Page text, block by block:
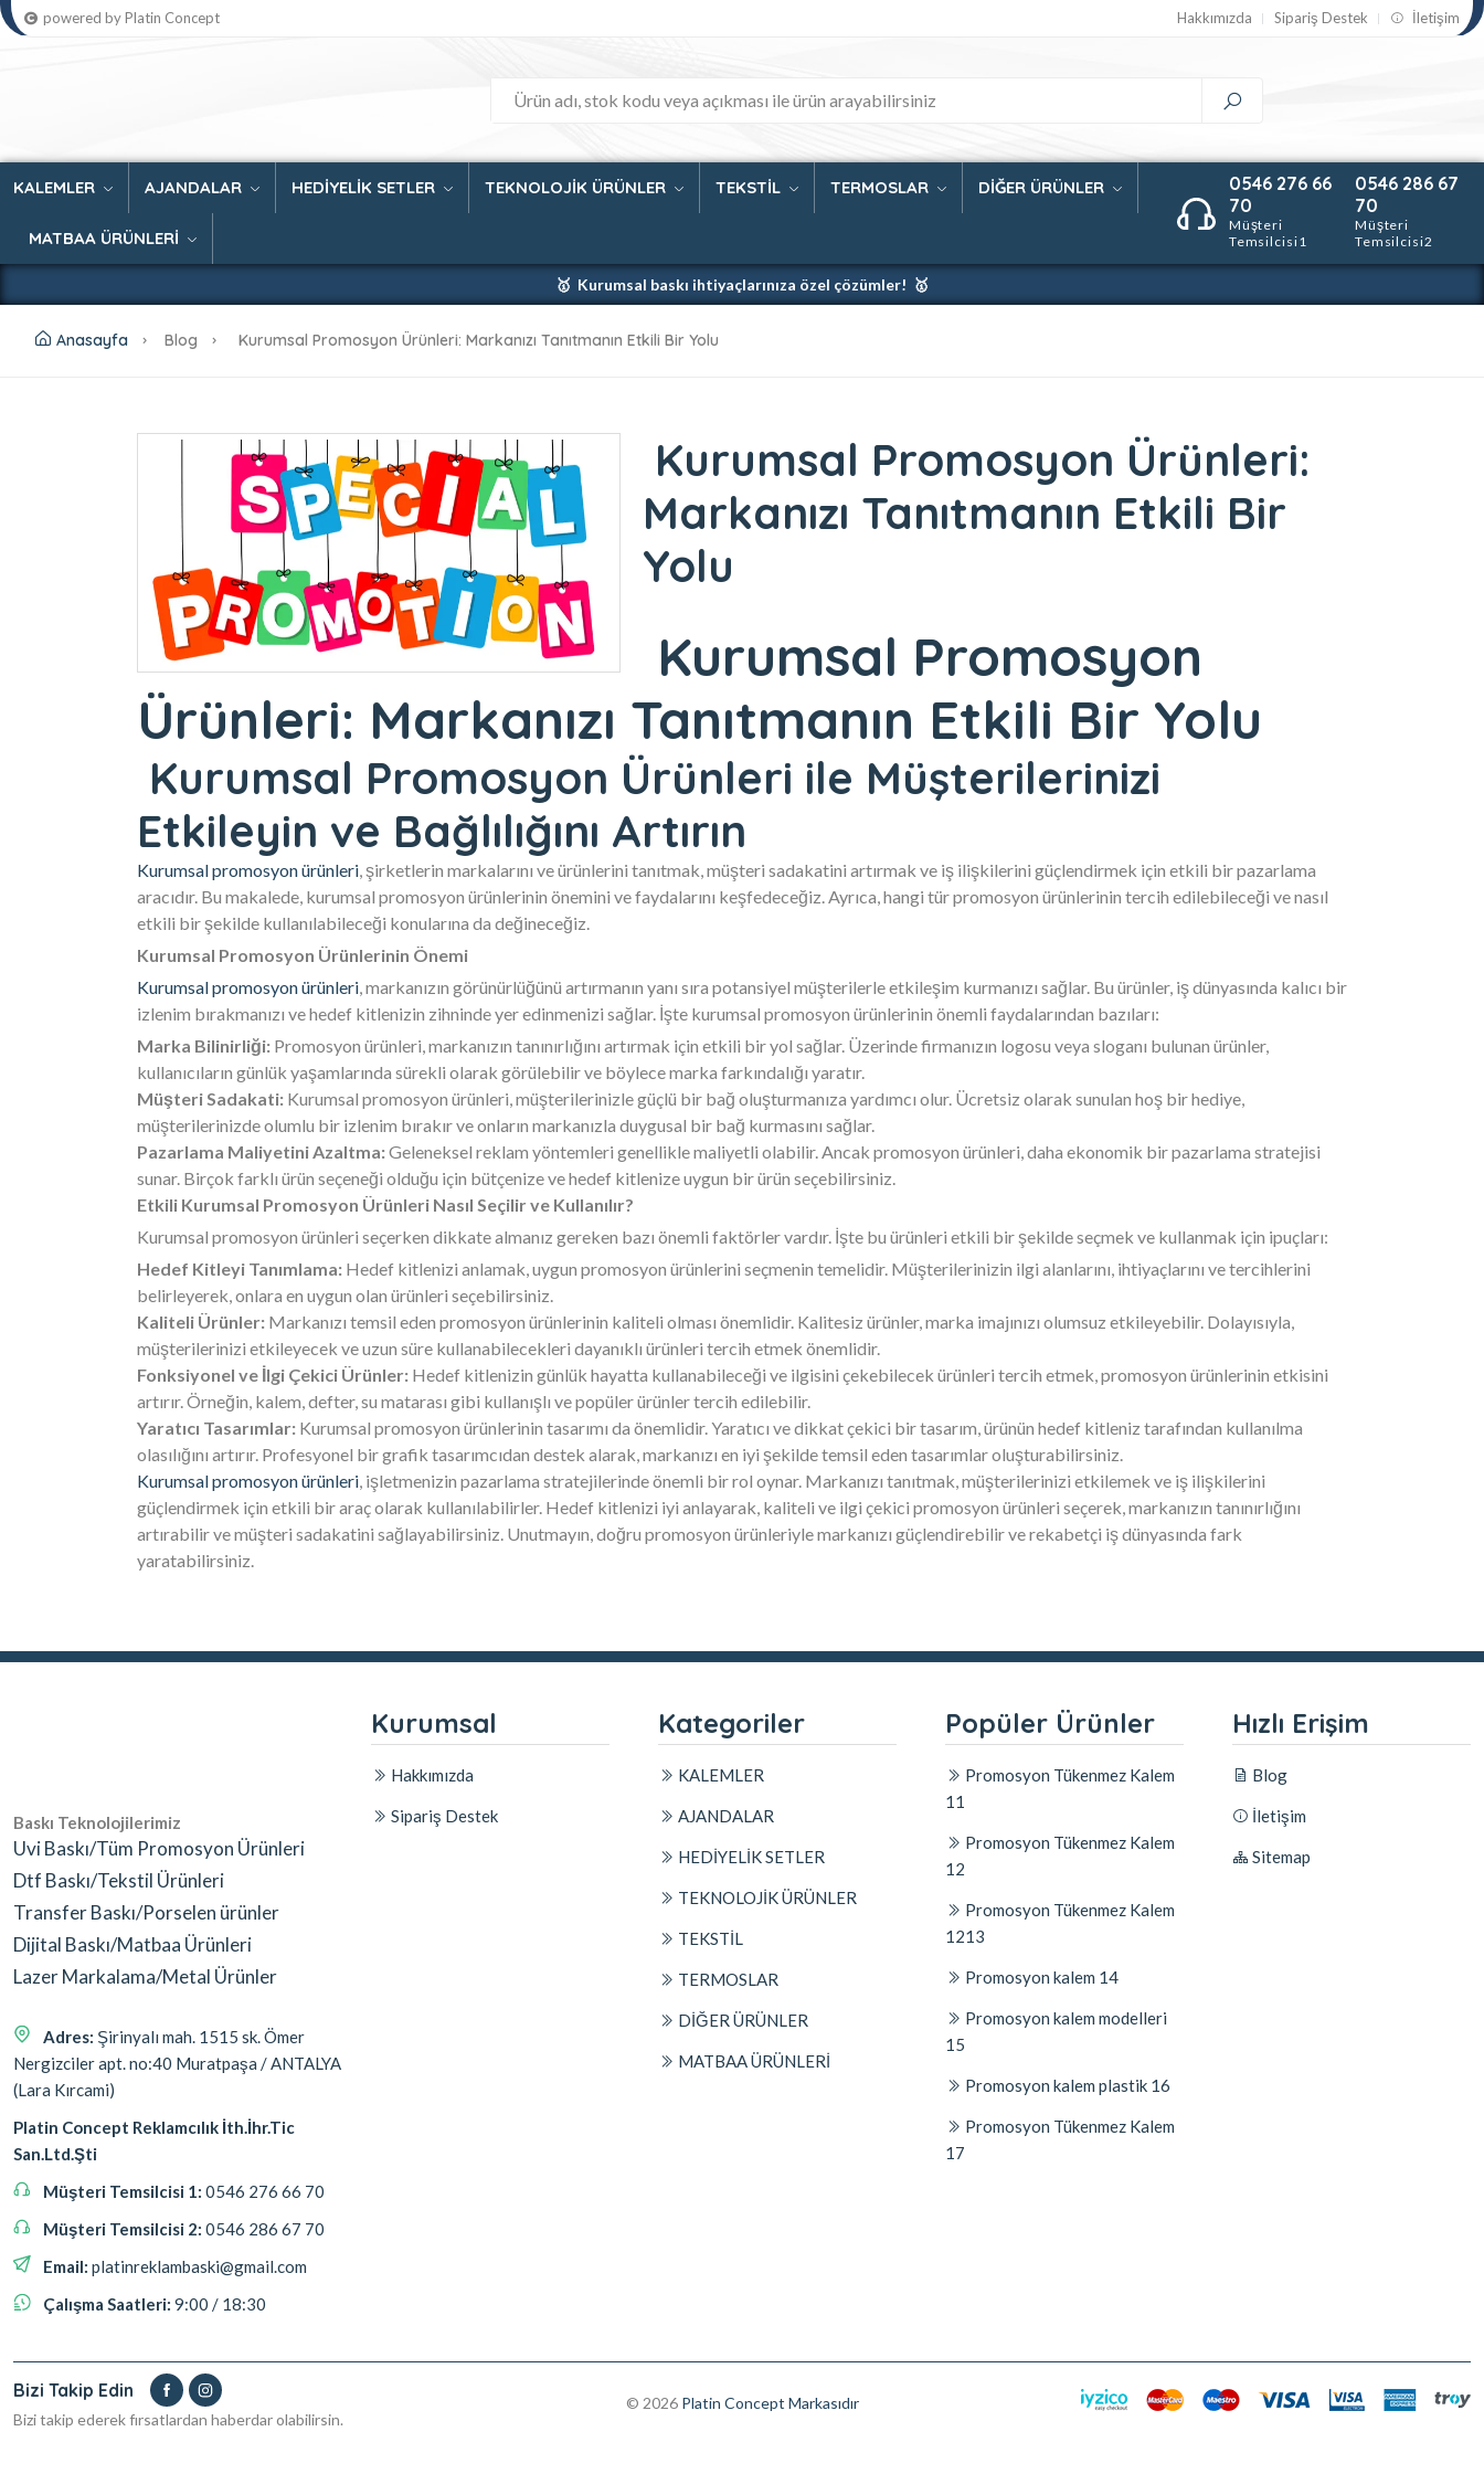
powered by Platin Concept Hakkımızda Sipariş Destek İletişim
KALEMLER AJANDALAR HEDİYELİK SETLER TEKNOLOJİK ÜRÜNLER TEKSTİL TERMOSLAR DİĞER ÜRÜNLER
MATBAA ÜRÜNLERİ
0546 276 66
70
Müşteri
Temsilcisi1
0546 286 67
70
Müşteri
Temsilcisi2
🥇 Kurumsal baskı ihtiyaçlarınıza özel çözümler! 🥇
🥇 Şimdi %35 indirim! 🥇
Anasayfa Blog Kurumsal Promosyon Ürünleri: Markanızı Tanıtmanın Etkili Bir Yolu
Kurumsal Promosyon Ürünleri:
Markanızı Tanıtmanın Etkili Bir
Yolu
Kurumsal Promosyon
Ürünleri: Markanızı Tanıtmanın Etkili Bir Yolu
Kurumsal Promosyon Ürünleri ile Müşterilerinizi
Etkileyin ve Bağlılığını Artırın
Kurumsal promosyon ürünleri, şirketlerin markalarını ve ürünlerini tanıtmak, müşteri sadakatini artırmak ve iş ilişkilerini güçlendirmek için etkili bir pazarlama
aracıdır. Bu makalede, kurumsal promosyon ürünlerinin önemini ve faydalarını keşfedeceğiz. Ayrıca, hangi tür promosyon ürünlerinin tercih edilebileceği ve nasıl
etkili bir şekilde kullanılabileceği konularına da değineceğiz.
Kurumsal Promosyon Ürünlerinin Önemi
Kurumsal promosyon ürünleri, markanızın görünürlüğünü artırmanın yanı sıra potansiyel müşterilerle etkileşim kurmanızı sağlar. Bu ürünler, iş dünyasında kalıcı bir
izlenim bırakmanızı ve hedef kitlenizin zihninde yer edinmenizi sağlar. İşte kurumsal promosyon ürünlerinin önemli faydalarından bazıları:
Marka Bilinirliği: Promosyon ürünleri, markanızın tanınırlığını artırmak için etkili bir yol sağlar. Üzerinde firmanızın logosu veya sloganı bulunan ürünler,
kullanıcıların günlük yaşamlarında sürekli olarak görülebilir ve böylece marka farkındalığı yaratır.
Müşteri Sadakati: Kurumsal promosyon ürünleri, müşterilerinizle güçlü bir bağ oluşturmanıza yardımcı olur. Ücretsiz olarak sunulan hoş bir hediye,
müşterilerinizde olumlu bir izlenim bırakır ve onların markanızla duygusal bir bağ kurmasını sağlar.
Pazarlama Maliyetini Azaltma:Geleneksel reklam yöntemleri genellikle maliyetli olabilir. Ancak promosyon ürünleri, daha ekonomik bir pazarlama stratejisi
sunar. Birçok farklı ürün seçeneği olduğu için bütçenize ve hedef kitlenize uygun bir ürün seçebilirsiniz.
Etkili Kurumsal Promosyon Ürünleri Nasıl Seçilir ve Kullanılır?
Kurumsal promosyon ürünleri seçerken dikkate almanız gereken bazı önemli faktörler vardır. İşte bu ürünleri etkili bir şekilde seçmek ve kullanmak için ipuçları:
Hedef Kitleyi Tanımlama: Hedef kitlenizi anlamak, uygun promosyon ürünlerini seçmenin temelidir. Müşterilerinizin ilgi alanlarını, ihtiyaçlarını ve tercihlerini
belirleyerek, onlara en uygun olan ürünleri seçebilirsiniz.
Kaliteli Ürünler: Markanızı temsil eden promosyon ürünlerinin kaliteli olması önemlidir. Kalitesiz ürünler, marka imajınızı olumsuz etkileyebilir. Dolayısıyla,
müşterilerinizi etkileyecek ve uzun süre kullanabilecekleri dayanıklı ürünleri tercih etmek önemlidir.
Fonksiyonel ve İlgi Çekici Ürünler: Hedef kitlenizin günlük hayatta kullanabileceği ve ilgisini çekebilecek ürünleri tercih etmek, promosyon ürünlerinin etkisini
artırır. Örneğin, kalem, defter, su matarası gibi kullanışlı ve popüler ürünler tercih edilebilir.
Yaratıcı Tasarımlar: Kurumsal promosyon ürünlerinin tasarımı da önemlidir. Yaratıcı ve dikkat çekici bir tasarım, ürünün hedef kitleniz tarafından kullanılma
olasılığını artırır. Profesyonel bir grafik tasarımcıdan destek alarak, markanızı en iyi şekilde temsil eden tasarımlar oluşturabilirsiniz.
Kurumsal promosyon ürünleri, işletmenizin pazarlama stratejilerinde önemli bir rol oynar. Markanızı tanıtmak, müşterilerinizi etkilemek ve iş ilişkilerini
güçlendirmek için etkili bir araç olarak kullanılabilirler. Hedef kitlenizi iyi anlayarak, kaliteli ve ilgi çekici promosyon ürünleri seçerek, markanızın tanınırlığını
artırabilir ve müşteri sadakatini sağlayabilirsiniz. Unutmayın, doğru promosyon ürünleriyle markanızı güçlendirebilir ve rekabetçi iş dünyasında fark
yaratabilirsiniz.
Baskı Teknolojilerimiz
Uvi Baskı/Tüm Promosyon Ürünleri
Dtf Baskı/Tekstil Ürünleri
Transfer Baskı/Porselen ürünler
Dijital Baskı/Matbaa Ürünleri
Lazer Markalama/Metal Ürünler
Adres: Şirinyalı mah. 1515 sk. Ömer
Nergizciler apt. no:40 Muratpaşa / ANTALYA
(Lara Kırcami)
Platin Concept Reklamcılık İth.İhr.Tic
San.Ltd.Şti
Müşteri Temsilcisi 1: 0546 276 66 70
Müşteri Temsilcisi 2: 0546 286 67 70
Email: platinreklambaski@gmail.com
Çalışma Saatleri: 9:00 / 18:30
Kurumsal
Hakkımızda
Sipariş Destek
Kategoriler
KALEMLER
AJANDALAR
HEDİYELİK SETLER
TEKNOLOJİK ÜRÜNLER
TEKSTİL
TERMOSLAR
DİĞER ÜRÜNLER
MATBAA ÜRÜNLERİ
Popüler Ürünler
Promosyon Tükenmez Kalem
11
Promosyon Tükenmez Kalem
12
Promosyon Tükenmez Kalem
1213
Promosyon kalem 14
Promosyon kalem modelleri
15
Promosyon kalem plastik 16
Promosyon Tükenmez Kalem
17
Hızlı Erişim
Blog
İletişim
Sitemap
Bizi Takip Edin
Bizi takip ederek fırsatlardan haberdar olabilirsin.
© 2026 Platin Concept Markasıdır